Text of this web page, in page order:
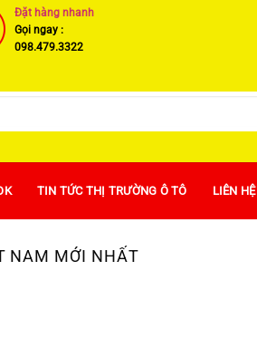
Đặt hàng nhanh
Gọi ngay :
098.479.3322
TIN TỨC THỊ TRƯỜNG Ô TÔ LIÊN HỆ
NAM MỚI NHẤT